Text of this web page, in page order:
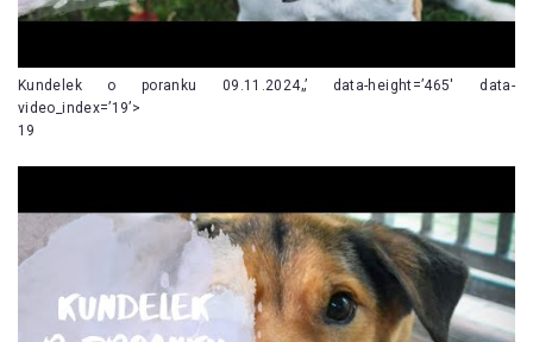
Kundelek o poranku 09.11.2024„’ data-height=’465′ data-
video_index=’19’>
19